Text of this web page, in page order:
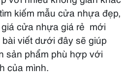
kiếm mẫu cửa nhựa đẹp,
cửa nhựa giá rẻ mới
viết dưới đây sẽ giúp
sản phẩm phù hợp với
của mình.